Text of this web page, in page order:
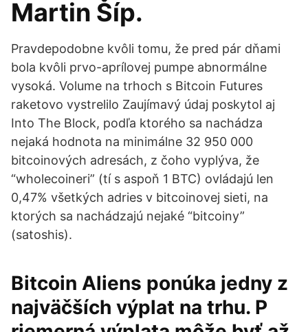
Martin Šíp.
Pravdepodobne kvôli tomu, že pred pár dňami
bola kvôli prvo-aprílovej pumpe abnormálne
vysoká. Volume na trhoch s Bitcoin Futures
raketovo vystrelilo Zaujímavý údaj poskytol aj
Into The Block, podľa ktorého sa nachádza
nejaká hodnota na minimálne 32 950 000
bitcoinových adresách, z čoho vyplýva, že
“wholecoineri” (tí s aspoň 1 BTC) ovládajú len
0,47% všetkých adries v bitcoinovej sieti, na
ktorých sa nachádzajú nejaké “bitcoiny”
(satoshis).
Bitcoin Aliens ponúka jedny z
najväčších výplat na trhu. P